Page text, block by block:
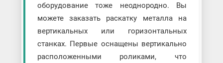
оборудование тоже неоднородно. Вы
можете заказать раскатку металла на
вертикальных или горизонтальных
станках. Первые оснащены вертикально
расположенными роликами, что